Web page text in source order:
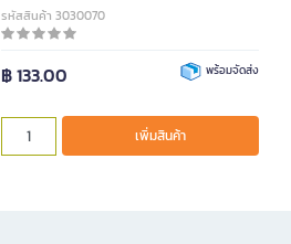
รหัสสินค้า 3030070
฿ 133.00 พร้อมจัดส่ง
เพิ่มสินค้า